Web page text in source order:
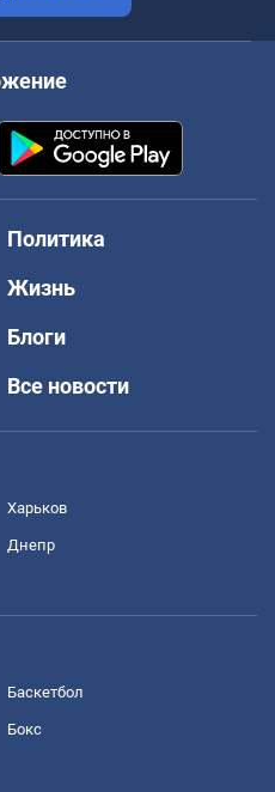
Политика
Жизнь
Блоги
Все новости
Харьков
Днепр
Баскетбол
Бокс